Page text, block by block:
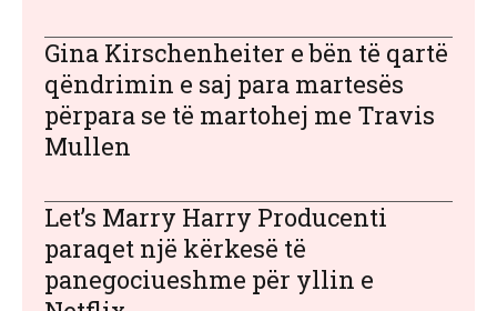
Gina Kirschenheiter e bën të qartë
qëndrimin e saj para martesës
përpara se të martohej me Travis
Mullen
Let’s Marry Harry Producenti
paraqet një kërkesë të
panegociueshme për yllin e